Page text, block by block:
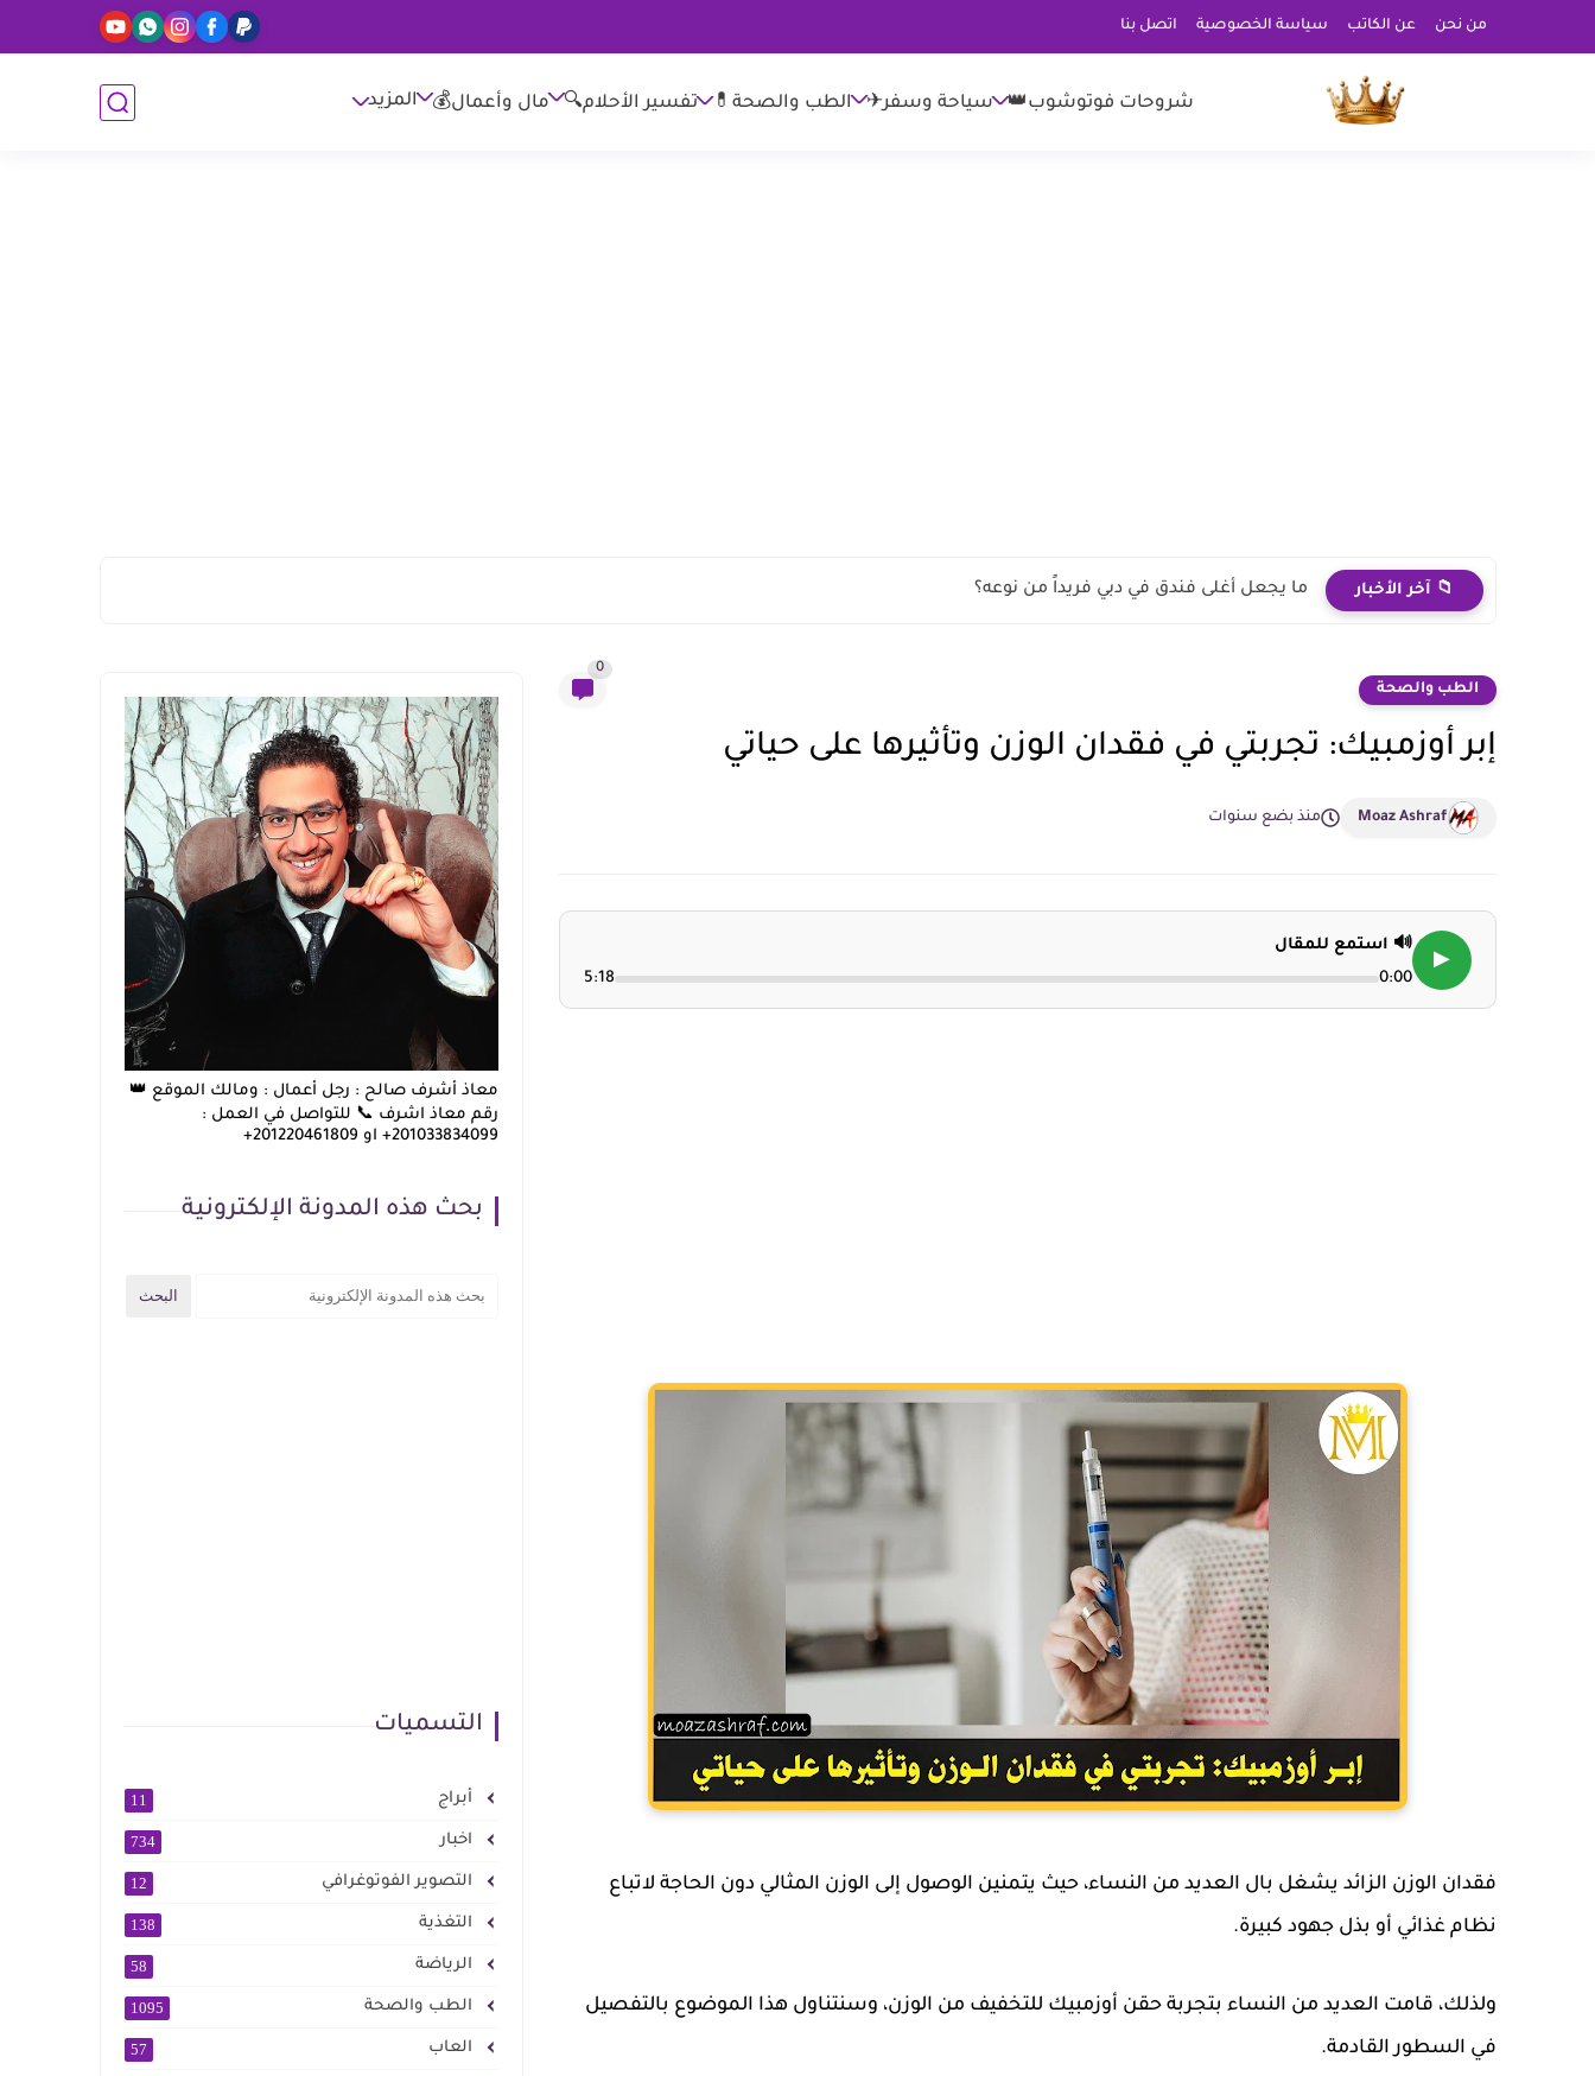
من نحن عن الكاتب سياسة الخصوصية اتصل بنا
شروحات فوتوشوب👑 سياحة وسفر✈ الطب والصحة💊 تفسير الأحلام🔍 مال وأعمال💰 المزيد
📁 آخر الأخبار ما يجعل أغلى فندق في دبي فريداً من نوعه؟
الطب والصحة
0
إبر أوزمبيك: تجربتي في فقدان الوزن وتأثيرها على حياتي
Moaz Ashraf منذ بضع سنوات
▶
🔊 استمع للمقال
0:00
5:18
فقدان الوزن الزائد يشغل بال العديد من النساء، حيث يتمنين الوصول إلى الوزن المثالي دون الحاجة لاتباع
نظام غذائي أو بذل جهود كبيرة.
ولذلك، قامت العديد من النساء بتجربة حقن أوزمبيك للتخفيف من الوزن، وسنتناول هذا الموضوع بالتفصيل
في السطور القادمة.
معاذ أشرف صالح : رجل أعمال : ومالك الموقع 👑
رقم معاذ اشرف 📞 للتواصل في العمل :
201033834099+ او 201220461809+
بحث هذه المدونة الإلكترونية
التسميات
أبراج 11
اخبار 734
التصوير الفوتوغرافي 12
التغذية 138
الرياضة 58
الطب والصحة 1095
العاب 57